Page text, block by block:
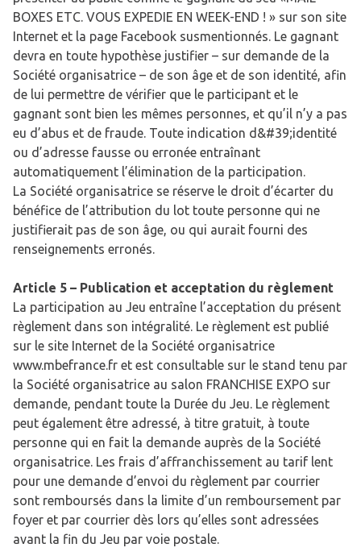
BOXES ETC. VOUS EXPEDIE EN WEEK-END ! » sur son site
Internet et la page Facebook susmentionnés. Le gagnant
devra en toute hypothèse justifier – sur demande de la
Société organisatrice – de son âge et de son identité, afin
de lui permettre de vérifier que le participant et le
gagnant sont bien les mêmes personnes, et qu’il n’y a pas
eu d’abus et de fraude. Toute indication d&#39;identité
ou d’adresse fausse ou erronée entraînant
automatiquement l’élimination de la participation.
La Société organisatrice se réserve le droit d’écarter du
bénéfice de l’attribution du lot toute personne qui ne
justifierait pas de son âge, ou qui aurait fourni des
renseignements erronés.
Article 5 – Publication et acceptation du règlement
La participation au Jeu entraîne l’acceptation du présent
règlement dans son intégralité. Le règlement est publié
sur le site Internet de la Société organisatrice
www.mbefrance.fr et est consultable sur le stand tenu par
la Société organisatrice au salon FRANCHISE EXPO sur
demande, pendant toute la Durée du Jeu. Le règlement
peut également être adressé, à titre gratuit, à toute
personne qui en fait la demande auprès de la Société
organisatrice. Les frais d’affranchissement au tarif lent
pour une demande d’envoi du règlement par courrier
sont remboursés dans la limite d’un remboursement par
foyer et par courrier dès lors qu’elles sont adressées
avant la fin du Jeu par voie postale.